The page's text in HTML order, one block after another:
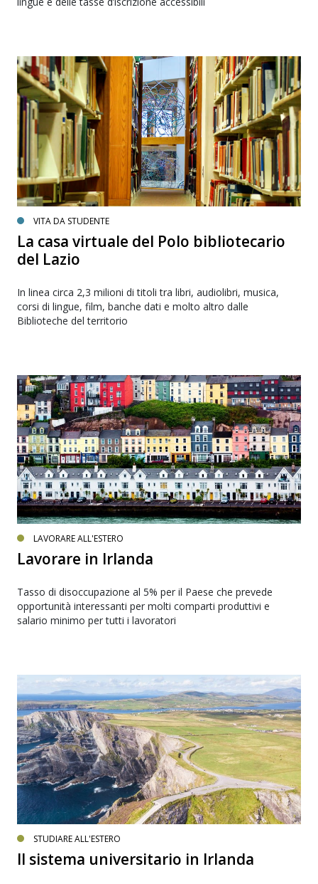
VITA DA STUDENTE
La casa virtuale del Polo bibliotecario
del Lazio
In linea circa 2,3 milioni di titoli tra libri, audiolibri, musica,
corsi di lingue, film, banche dati e molto altro dalle
Biblioteche del territorio
LAVORARE ALL'ESTERO
Lavorare in Irlanda
Tasso di disoccupazione al 5% per il Paese che prevede
opportunità interessanti per molti comparti produttivi e
salario minimo per tutti i lavoratori
STUDIARE ALL'ESTERO
Il sistema universitario in Irlanda